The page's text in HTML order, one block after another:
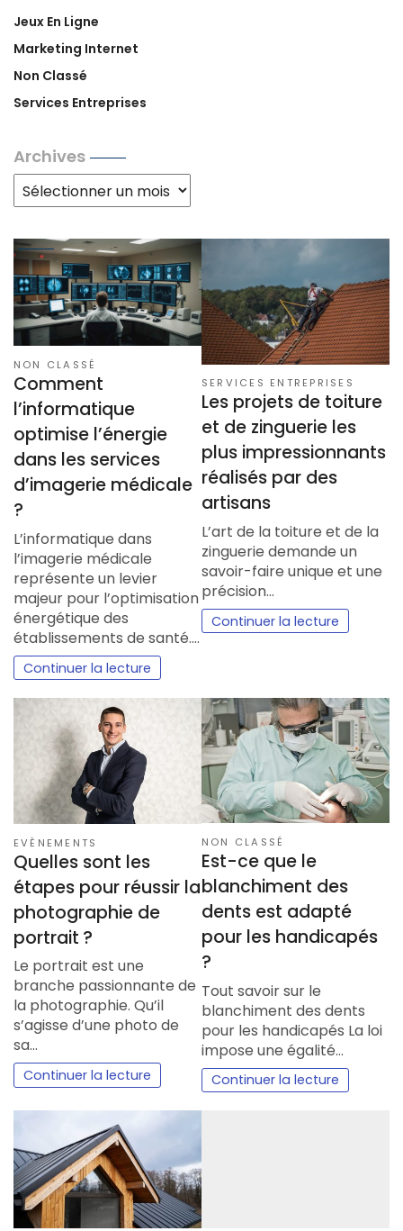
Jeux En Ligne
Marketing Internet
Non Classé
Services Entreprises
Archives
Archives
NON CLASSÉ
Comment
l’informatique
optimise l’énergie
dans les services
d’imagerie médicale
?
L’informatique dans
l’imagerie médicale
représente un levier
majeur pour l’optimisation
énergétique des
établissements de santé.…
Continuer la lecture
SERVICES ENTREPRISES
Les projets de toiture
et de zinguerie les
plus impressionnants
réalisés par des
artisans
L’art de la toiture et de la
zinguerie demande un
savoir-faire unique et une
précision…
Continuer la lecture
EVÈNEMENTS
Quelles sont les
étapes pour réussir la
photographie de
portrait ?
Le portrait est une
branche passionnante de
la photographie. Qu’il
s’agisse d’une photo de
sa…
Continuer la lecture
NON CLASSÉ
Est-ce que le
blanchiment des
dents est adapté
pour les handicapés
?
Tout savoir sur le
blanchiment des dents
pour les handicapés La loi
impose une égalité…
Continuer la lecture